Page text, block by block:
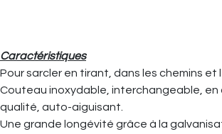
Caractéristiques
Pour sarcler en tirant, dans les chemins et
Couteau inoxydable, interchangeable, en
qualité, auto-aiguisant.
Une grande longévité grâce à la